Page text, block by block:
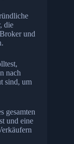
die
und
nach
sind, um
gesamten
und eine